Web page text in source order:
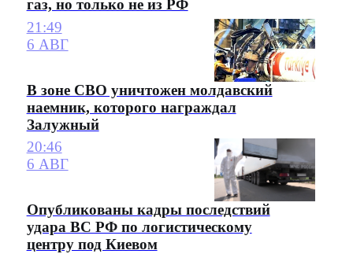
газ, но только не из РФ
21:49
6 АВГ
В зоне СВО уничтожен молдавский
наемник, которого награждал
Залужный
20:46
6 АВГ
Опубликованы кадры последствий
удара ВС РФ по логистическому
центру под Киевом